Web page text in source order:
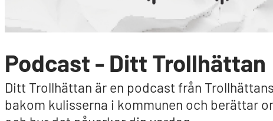
Podcast - Ditt Trollhättan
Ditt Trollhättan är en podcast från
bakom kulisserna i kommunen och berättar